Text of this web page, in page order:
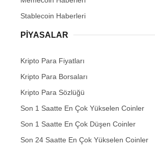
Stablecoin Haberleri
PIYASALAR
Kripto Para Fiyatları
Kripto Para Borsaları
Kripto Para Sözlüğü
Son 1 Saatte En Çok Yükselen Coinler
Son 1 Saatte En Çok Düşen Coinler
Son 24 Saatte En Çok Yükselen Coinler